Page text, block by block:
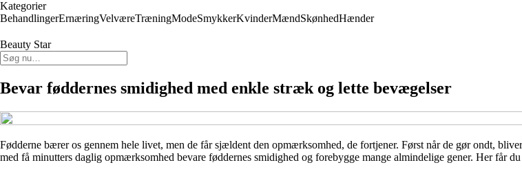
Kategorier
BehandlingerErnæringVelværeTræningModeSmykkerKvinderMændSkønhedHænder
Beauty Star
Bevar føddernes smidighed med enkle stræk og lette bevægelser
Fødderne bærer os gennem hele livet, men de får sjældent den opmærksomhed, de fortjener. Først når de gør ondt,
med få minutters daglig opmærksomhed bevare føddernes smidighed og forebygge mange almindelige gener. Her får